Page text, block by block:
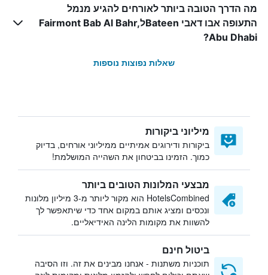
מה הדרך הטובה ביותר לאורחים להגיע מנמל
התעופה אבו דאבי BateenלFairmont Bab Al Bahr,
Abu Dhabi?
שאלות נפוצות נוספות
מיליוני ביקורות
ביקורות ודירוגים אמיתיים ממיליוני אורחים, בדיוק
כמוך. הזמינו בביטחון את השהייה המושלמת!
מבצעי המלונות הטובים ביותר
HotelsCombined הוא מקור ליותר מ-3 מיליון מלונות
ונכסים ומציג אותם במקום אחד כדי שיתאפשר לך
להשוות את מקומות הלינה האידיאליים.
ביטול חינם
תוכניות משתנות - אנחנו מבינים את זה. וזו הסיבה